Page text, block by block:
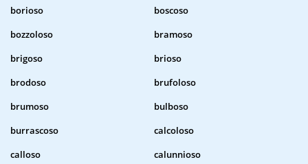
borioso
boscoso
bozzoloso
bramoso
brigoso
brioso
brodoso
brufoloso
brumoso
bulboso
burrascoso
calcoloso
calloso
calunnioso